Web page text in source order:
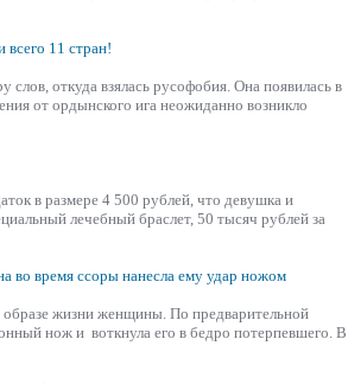
всего 11 стран!
слов, откуда взялась русофобия. Она появилась в
от ордынского ига неожиданно возникло
в размере 4 500 рублей, что девушка и
лечебный браслет, 50 тысяч рублей за
во время ссоры нанесла ему удар ножом
образе жизни женщины. По предварительной
нож и воткнула его в бедро потерпевшего. В